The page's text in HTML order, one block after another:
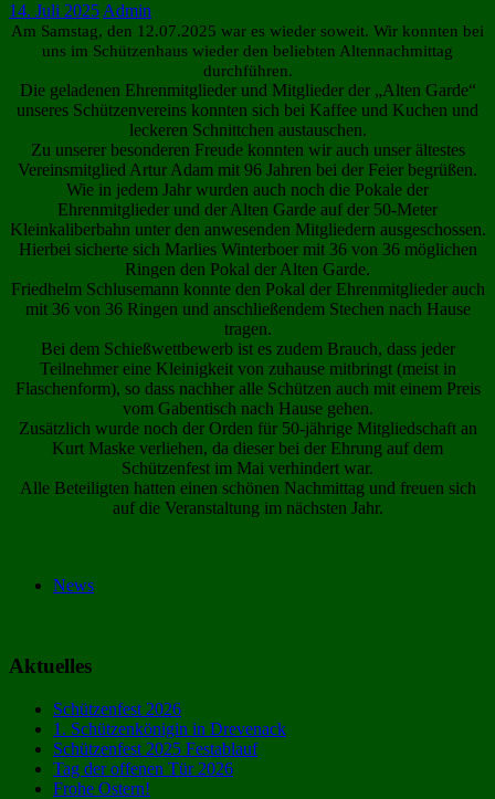
14. Juli 2025 Admin
Am Samstag, den 12.07.2025 war es wieder soweit. Wir konnten bei
uns im Schützenhaus wieder den beliebten Altennachmittag
durchführen.
Die geladenen Ehrenmitglieder und Mitglieder der „Alten Garde“
unseres Schützenvereins konnten sich bei Kaffee und Kuchen und
leckeren Schnittchen austauschen.
Zu unserer besonderen Freude konnten wir auch unser ältestes
Vereinsmitglied Artur Adam mit 96 Jahren bei der Feier begrüßen.
Wie in jedem Jahr wurden auch noch die Pokale der
Ehrenmitglieder und der Alten Garde auf der 50-Meter
Kleinkaliberbahn unter den anwesenden Mitgliedern ausgeschossen.
Hierbei sicherte sich Marlies Winterboer mit 36 von 36 möglichen
Ringen den Pokal der Alten Garde.
Friedhelm Schlusemann konnte den Pokal der Ehrenmitglieder auch
mit 36 von 36 Ringen und anschließendem Stechen nach Hause
tragen.
Bei dem Schießwettbewerb ist es zudem Brauch, dass jeder
Teilnehmer eine Kleinigkeit von zuhause mitbringt (meist in
Flaschenform), so dass nachher alle Schützen auch mit einem Preis
vom Gabentisch nach Hause gehen.
Zusätzlich wurde noch der Orden für 50-jährige Mitgliedschaft an
Kurt Maske verliehen, da dieser bei der Ehrung auf dem
Schützenfest im Mai verhindert war.
Alle Beteiligten hatten einen schönen Nachmittag und freuen sich
auf die Veranstaltung im nächsten Jahr.
News
Aktuelles
Schützenfest 2026
1. Schützenkönigin in Drevenack
Schützenfest 2025 Festablauf
Tag der offenen Tür 2026
Frohe Ostern!